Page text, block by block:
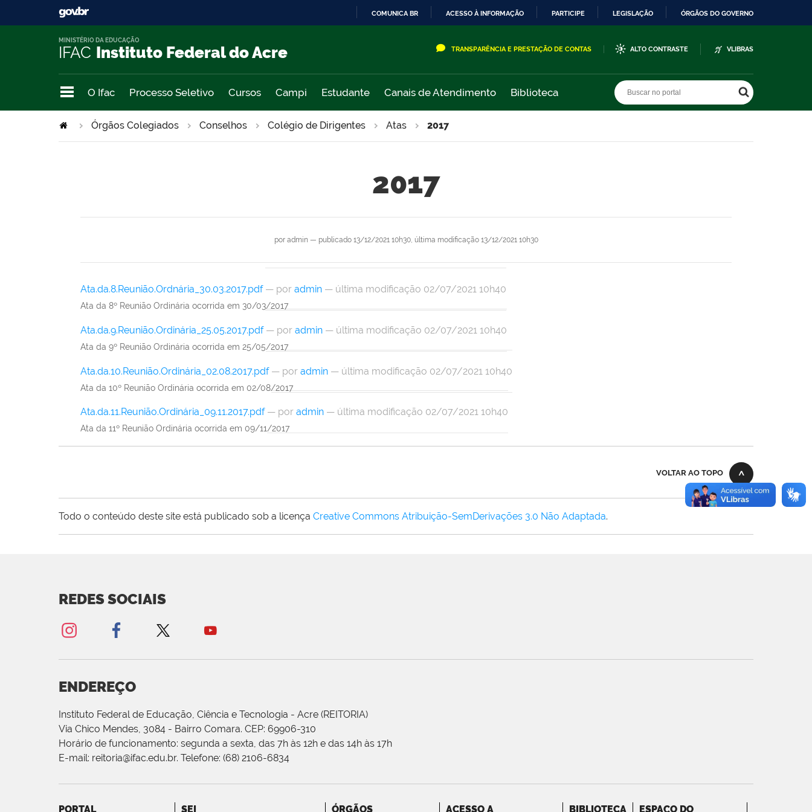
COMUNICA BR ACESSO À INFORMAÇÃO PARTICIPE LEGISLAÇÃO ÓRGÃOS DO GOVERNO
IFAC Instituto Federal do Acre
MINISTÉRIO DA EDUCAÇÃO
TRANSPARÊNCIA E PRESTAÇÃO DE CONTAS ALTO CONTRASTE VLIBRAS
O Ifac Processo Seletivo Cursos Campi Estudante Canais de Atendimento Biblioteca
Órgãos Colegiados Conselhos Colégio de Dirigentes Atas 2017
2017
por admin— publicado13/12/2021 10h30, última modificação13/12/2021 10h30
Ata.da.8.Reunião.Ordnária_30.03.2017.pdf — por admin — última modificação 02/07/2021 10h40
Ata da 8º Reunião Ordinária ocorrida em 30/03/2017
Ata.da.9.Reunião.Ordinária_25.05.2017.pdf — por admin — última modificação 02/07/2021 10h40
Ata da 9º Reunião Ordinária ocorrida em 25/05/2017
Ata.da.10.Reunião.Ordinária_02.08.2017.pdf — por admin — última modificação 02/07/2021 10h40
Ata da 10º Reunião Ordinária ocorrida em 02/08/2017
Ata.da.11.Reunião.Ordinária_09.11.2017.pdf — por admin — última modificação 02/07/2021 10h40
Ata da 11º Reunião Ordinária ocorrida em 09/11/2017
VOLTAR AO TOPO
Todo o conteúdo deste site está publicado sob a licença Creative Commons Atribuição-SemDerivações 3.0 Não Adaptada.
REDES SOCIAIS
ENDEREÇO
Instituto Federal de Educação, Ciência e Tecnologia - Acre (REITORIA)
Via Chico Mendes, 3084 - Bairro Comara. CEP: 69906-310
Horário de funcionamento: segunda a sexta, das 7h às 12h e das 14h às 17h
E-mail: reitoria@ifac.edu.br. Telefone: (68) 2106-6834
PORTAL SEI ÓRGÃOS ACESSO A BIBLIOTECA ESPAÇO DO